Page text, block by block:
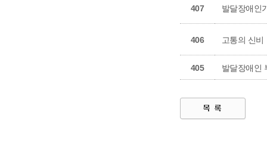
407 발달장애인
406 고통의 신비
405 발달장애인